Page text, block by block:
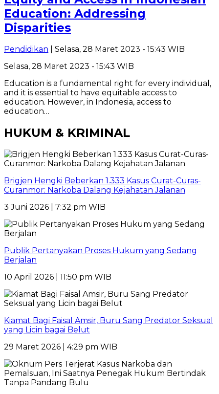
Education: Addressing
Disparities
Pendidikan | Selasa, 28 Maret 2023 - 15:43 WIB
Selasa, 28 Maret 2023 - 15:43 WIB
Education is a fundamental right for every individual,
and it is essential to have equitable access to
education. However, in Indonesia, access to
education…
HUKUM & KRIMINAL
Brigjen Hengki Beberkan 1.333 Kasus Curat-Curas-
Curanmor: Narkoba Dalang Kejahatan Jalanan
3 Juni 2026 | 7:32 pm WIB
Publik Pertanyakan Proses Hukum yang Sedang
Berjalan
10 April 2026 | 11:50 pm WIB
Kiamat Bagi Faisal Amsir, Buru Sang Predator Seksual
yang Licin bagai Belut
29 Maret 2026 | 4:29 pm WIB